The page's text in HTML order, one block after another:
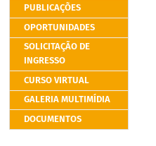
PUBLICAÇÕES
OPORTUNIDADES
SOLICITAÇÃO DE
INGRESSO
CURSO VIRTUAL
GALERIA MULTIMÍDIA
DOCUMENTOS